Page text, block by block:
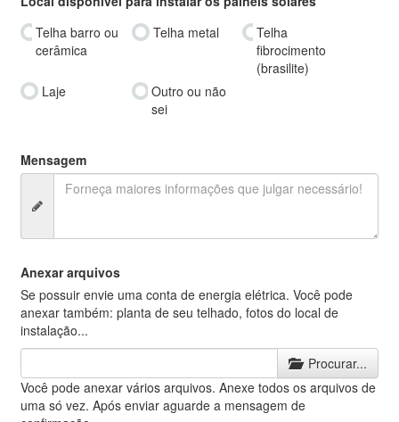
Telha barro ou
cerâmica
Telha metal
Telha
fibrocimento
(brasilite)
Laje
Outro ou não
sei
Mensagem
Anexar arquivos
Se possuir envie uma conta de energia elétrica. Você pode
anexar também: planta de seu telhado, fotos do local de
instalação...
Procurar...
Você pode anexar vários arquivos. Anexe todos os arquivos de
uma só vez. Após enviar aguarde a mensagem de